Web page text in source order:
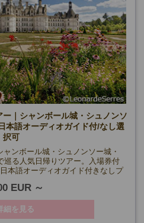
ー｜シャンボール城・シュノンソ
本語オーディオガイド付/なし選
択可
ンボール城・シュノンソー城・
巡る人気日帰りツアー。入場券付
本語オーディオガイド付きなしプ
EUR
細を見る